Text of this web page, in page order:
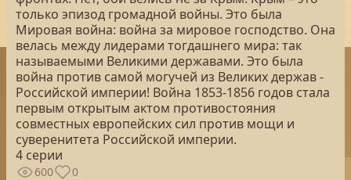
только эпизод громадной войны. Это была
Мировая война: война за мировое господство. Она
велась между лидерами тогдашнего мира: так
называемыми Великими державами. Это была
война против самой могучей из Великих держав -
Российской империи! Война 1853-1856 годов стала
первым открытым актом противостояния
совместных европейских сил против мощи и
суверенитета Российской империи.
4 серии
600 0